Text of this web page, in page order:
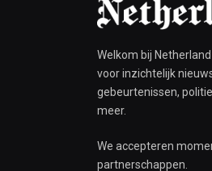
Welkom bij
voor inzichtelijk
gebeurtenissen,
meer.
We accepteren
partnerschappen.